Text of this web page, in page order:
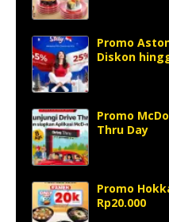
Promo
Diskon
Promo
Thru Day
Promo
Rp20.000